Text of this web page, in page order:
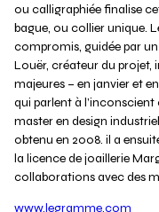
ou calligraphiée finalise
bague, ou collier unique.
compromis, guidée par
Louër, créateur du projet,
majeures – en janvier et
qui parlent à
master en design
obtenu en 2008. il a
la licence de joaillerie
collaborations avec des
www.legramme.com